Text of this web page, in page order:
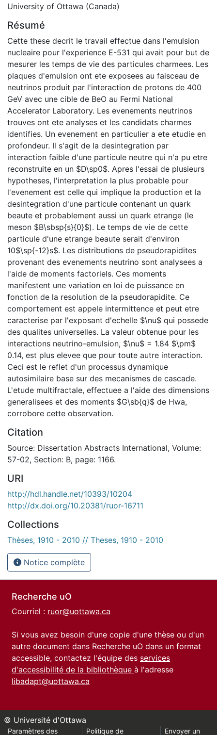
University of Ottawa (Canada)
Résumé
Cette these decrit le travail effectue dans l'emulsion
nucleaire pour l'experience E-531 qui avait pour but de
mesurer les temps de vie des particules charmees. Les
plaques d'emulsion ont ete exposees au faisceau de
neutrinos produit par l'interaction de protons de 400
GeV avec une cible de BeO au Fermi National
Accelerator Laboratory. Les evenements neutrinos
trouves ont ete analyses et les candidats charmes
identifies. Un evenement en particulier a ete etudie en
profondeur. Il s'agit de la desintegration par
interaction faible d'une particule neutre qui n'a pu etre
reconstruite en un $D\sp0$. Apres l'essai de plusieurs
hypotheses, l'interpretation la plus probable pour
l'evenement est celle qui implique la production et la
desintegration d'une particule contenant un quark
beaute et probablement aussi un quark etrange (le
meson $B\sbsp{s}{0}$). Le temps de vie de cette
particule d'une etrange beaute serait d'environ
10$\sp{-12}s$. Les distributions de pseudorapidites
provenant des evenements neutrino sont analysees a
l'aide de moments factoriels. Ces moments
manifestent une variation en loi de puissance en
fonction de la resolution de la pseudorapidite. Ce
comportement est appele intermittence et peut etre
caracterise par l'exposant d'echelle $\nu$ qui possede
des qualites universelles. La valeur obtenue pour les
interactions neutrino-emulsion, $\nu$ = 1.84 $\pm$
0.14, est plus elevee que pour toute autre interaction.
Ceci est le reflet d'un processus dynamique
autosimilaire base sur des mecanismes de cascade.
L'etude multifractale, effectuee a l'aide des dimensions
generalisees et des moments $G\sb{q}$ de Hwa,
corrobore cette observation.
Citation
Source: Dissertation Abstracts International, Volume:
57-02, Section: B, page: 1166.
URI
http://hdl.handle.net/10393/10204
http://dx.doi.org/10.20381/ruor-16711
Collections
Thèses, 1910 - 2010 // Theses, 1910 - 2010
Notice complète
Recherche uO
Courriel : ruor@uottawa.ca
Si vous avez besoin d'une copie d'une thèse ou d'un
autre document dans Recherche uO dans un format
accessible, contactez l'équipe des services
d'accessibilité de la bibliothèque à l'adresse
libadapt@uottawa.ca
© Université d'Ottawa
Paramètres des Politique de Envoyer un